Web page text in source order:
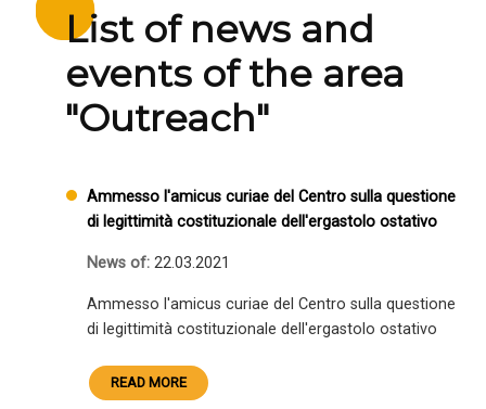
List of news and
events of the area
"Outreach"
Ammesso l'amicus curiae del Centro sulla questione
di legittimità costituzionale dell'ergastolo ostativo
News of: 22.03.2021
Ammesso l'amicus curiae del Centro sulla questione
di legittimità costituzionale dell'ergastolo ostativo
READ MORE